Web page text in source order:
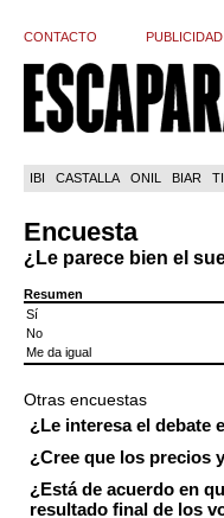
CONTACTO PUBLICIDAD
IBI CASTALLA ONIL BIAR
Encuesta
¿Le parece bien el
Resumen
Sí
No
Me da igual
Otras encuestas
¿Le interesa el debate
¿Cree que los precios
¿Está de acuerdo en
resultado final de los